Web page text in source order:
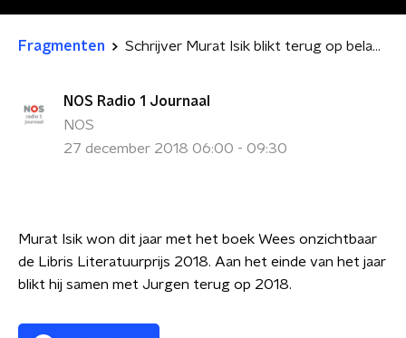
Fragmenten Schrijver Murat Isik blikt terug op belangrijke prijs
NOS Radio 1 Journaal
NOS
27 december 2018 06:00 - 09:30
Murat Isik won dit jaar met het boek Wees onzichtbaar
de Libris Literatuurprijs 2018. Aan het einde van het jaar
blikt hij samen met Jurgen terug op 2018.